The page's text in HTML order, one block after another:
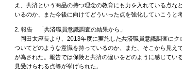
え、共済という商品の持つ理念の教育にも力を入れている点
いるのか、また今後に向けてどういった点を強化していこうと
2. 報告 「共済職員意識調査の結果から」
岡田太座長より、2013年度に実施した共済職員意識調査に
ついてどのような意識を持っているのか、また、そこから見
が為された。報告では保険と共済の違いをどのように感じて
見受けられる点等が挙げられた。